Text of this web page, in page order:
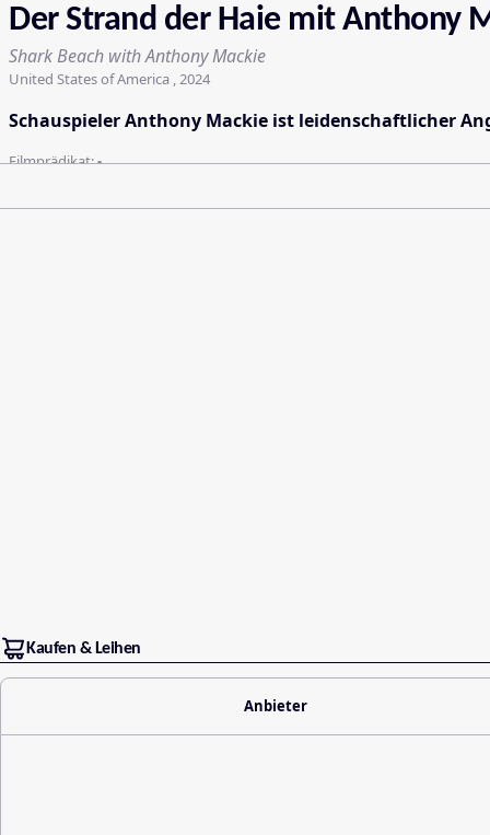
Der Strand der Haie mit Anthony
Shark Beach with Anthony Mackie
United States of America , 2024
Schauspieler Anthony Mackie ist leidenschaftlicher
Filmprädikat:-
Kaufen & Leihen
Anbieter